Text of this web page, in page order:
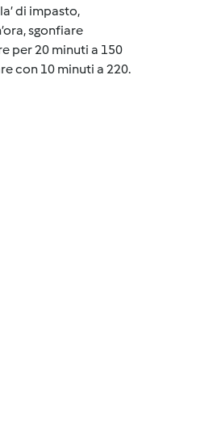
di impasto,
sgonfiare
per 20 minuti a 150
con 10 minuti a 220.